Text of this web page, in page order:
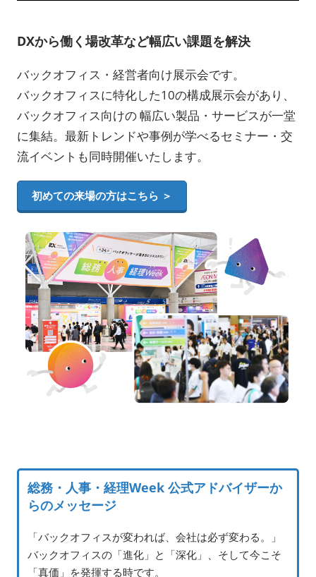
DXから働く場改革など幅広い課題を解決
バックオフィス・経営者向け展示会です。
バックオフィスに特化した10の構成展示会があり、
バックオフィス向けの 幅広い製品・サービスが一堂
に集結。最新トレンドや事例が学べるセミナー・交
流イベントも同時開催いたします。
初めての来場の方はこちら ＞
総務・人事・経理Week 公式アドバイザーか
らのメッセージ
「バックオフィスが変われば、会社は必ず変わる。」
バックオフィスの「進化」と「深化」、そして今こそ
「真価」を発揮する時です。